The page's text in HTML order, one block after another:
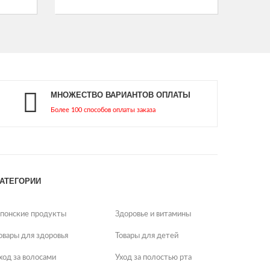
МНОЖЕСТВО ВАРИАНТОВ ОПЛАТЫ
Более 100 способов оплаты заказа
продукты
для здоровья
за волосами
Здоровье и витамины
Товары для детей
Уход за полостью рта